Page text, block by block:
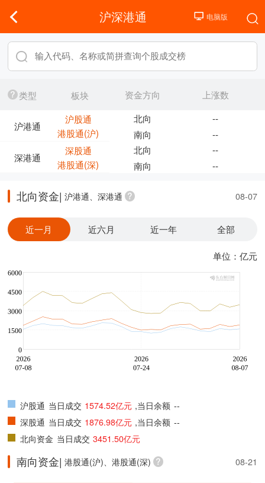
沪深港通
类型 板块
沪港通
沪股通
港股通(沪)
深港通
深股通
港股通(深)
资金方向
上涨数
北向
--
南向
--
北向
--
南向
--
北向资金| 沪港通、深港通 08-07
近一月 近六月 近一年 全部
单位：亿元
沪股通 当日成交 1574.52亿元 ,当日余额 --
深股通 当日成交 1876.98亿元 ,当日余额 --
北向资金 当日成交 3451.50亿元
南向资金| 港股通(沪)、港股通(深) 08-21